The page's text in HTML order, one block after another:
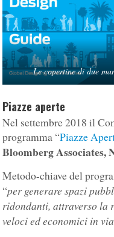
Le copertine di due
Piazze aperte
Nel settembre 2018 il
programma “Piazze
Bloomberg Associates,
Metodo-chiave del
“per generare spazi
ridondanti, attraverso la
veloci ed economici in